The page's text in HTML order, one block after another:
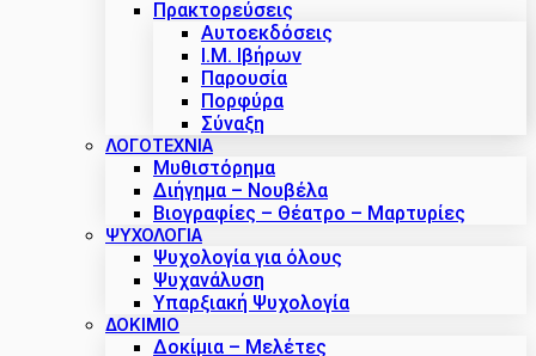
Πρακτoρεύσεις
Αυτοεκδόσεις
Ι.Μ. Ιβήρων
Παρουσία
Πορφύρα
Σύναξη
ΛΟΓΟΤΕΧΝΙΑ
Μυθιστόρημα
Διήγημα – Νουβέλα
Βιογραφίες – Θέατρο – Μαρτυρίες
ΨΥΧΟΛΟΓΙΑ
Ψυχολογία για όλους
Ψυχανάλυση
Υπαρξιακή Ψυχολογία
ΔΟΚΊΜΙΟ
Δοκίμια – Μελέτες